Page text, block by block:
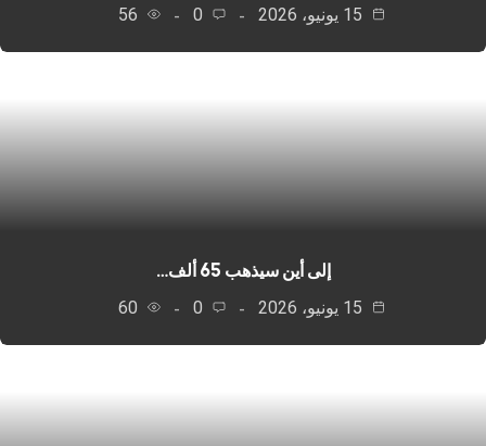
0
56
إلى أين سيذهب 65 ألف…
0
60